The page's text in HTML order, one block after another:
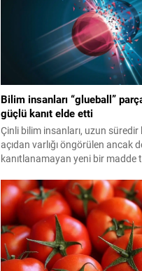
Bilim insanları “glueball”
güçlü kanıt elde etti
Çinli bilim insanları, uzun
açıdan varlığı öngörülen ancak
kanıtlanamayan yeni bir madde
kanıt elde etti.